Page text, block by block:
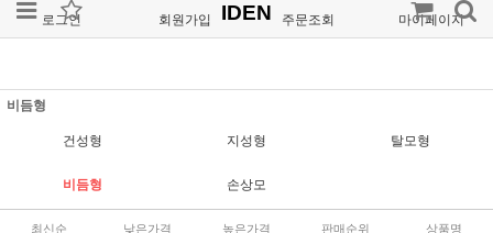
로그인 회원가입 주문조회 마이페이지
IDEN
비듬형
건성형 지성형 탈모형
비듬형 손상모
최신순 낮은가격 높은가격 판매순위 상품명